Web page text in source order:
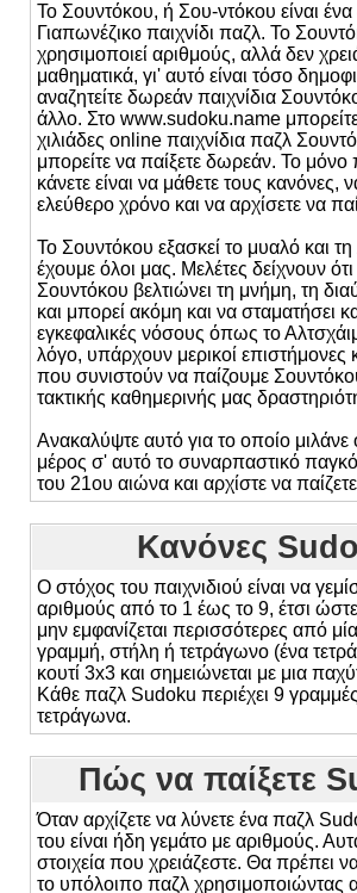
Το Σουντόκου, ή Σου-ντόκου είναι ένα
Γιαπωνέζικο παιχνίδι παζλ. Το
χρησιμοποιεί αριθμούς, αλλά δεν
μαθηματικά, γι' αυτό είναι τόσο
αναζητείτε δωρεάν παιχνίδια
άλλο. Στο www.sudoku.name μπορείτε
χιλιάδες online παιχνίδια παζλ
μπορείτε να παίξετε δωρεάν. Το μόνο
κάνετε είναι να μάθετε τους κανόνες,
ελεύθερο χρόνο και να αρχίσετε να
Το Σουντόκου εξασκεί το μυαλό και
έχουμε όλοι μας. Μελέτες δείχνουν
Σουντόκου βελτιώνει τη μνήμη, τη
και μπορεί ακόμη και να σταματήσει
εγκεφαλικές νόσους όπως το
λόγο, υπάρχουν μερικοί επιστήμονες
που συνιστούν να παίζουμε
τακτικής καθημερινής μας
Ανακαλύψτε αυτό για το οποίο μιλάνε
μέρος σ' αυτό το συναρπαστικό
του 21ου αιώνα και αρχίστε να
Κανόνες
Ο στόχος του παιχνιδιού είναι να
αριθμούς από το 1 έως το 9, έτσι
μην εμφανίζεται περισσότερες από
γραμμή, στήλη ή τετράγωνο (ένα
κουτί 3x3 και σημειώνεται με μια
Κάθε παζλ Sudoku περιέχει 9
τετράγωνα.
Πώς να παίξετε
Όταν αρχίζετε να λύνετε ένα παζλ
του είναι ήδη γεμάτο με αριθμούς.
στοιχεία που χρειάζεστε. Θα πρέπει
το υπόλοιπο παζλ χρησιμοποιώντας